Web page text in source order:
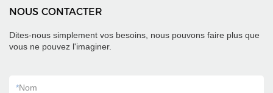
NOUS CONTACTER
Dites-nous simplement vos besoins, nous pouvons faire plus que
vous ne pouvez l'imaginer.
*Nom